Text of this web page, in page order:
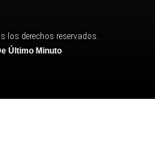
los derechos reservados.
Último Minuto